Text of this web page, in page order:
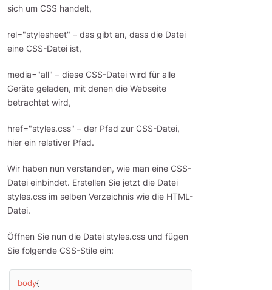
sich um CSS handelt,
rel="stylesheet" – das gibt an, dass die Datei
eine CSS-Datei ist,
media="all" – diese CSS-Datei wird für alle
Geräte geladen, mit denen die Webseite
betrachtet wird,
href="styles.css" – der Pfad zur CSS-Datei,
hier ein relativer Pfad.
Wir haben nun verstanden, wie man eine CSS-
Datei einbindet. Erstellen Sie jetzt die Datei
styles.css im selben Verzeichnis wie die HTML-
Datei.
Öffnen Sie nun die Datei styles.css und fügen
Sie folgende CSS-Stile ein:
body{